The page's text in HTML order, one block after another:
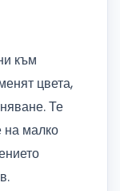
към
цвета,
Те
на малко